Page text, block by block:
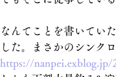
なんてことを書いてい
した。まさかのシンクロ
https://